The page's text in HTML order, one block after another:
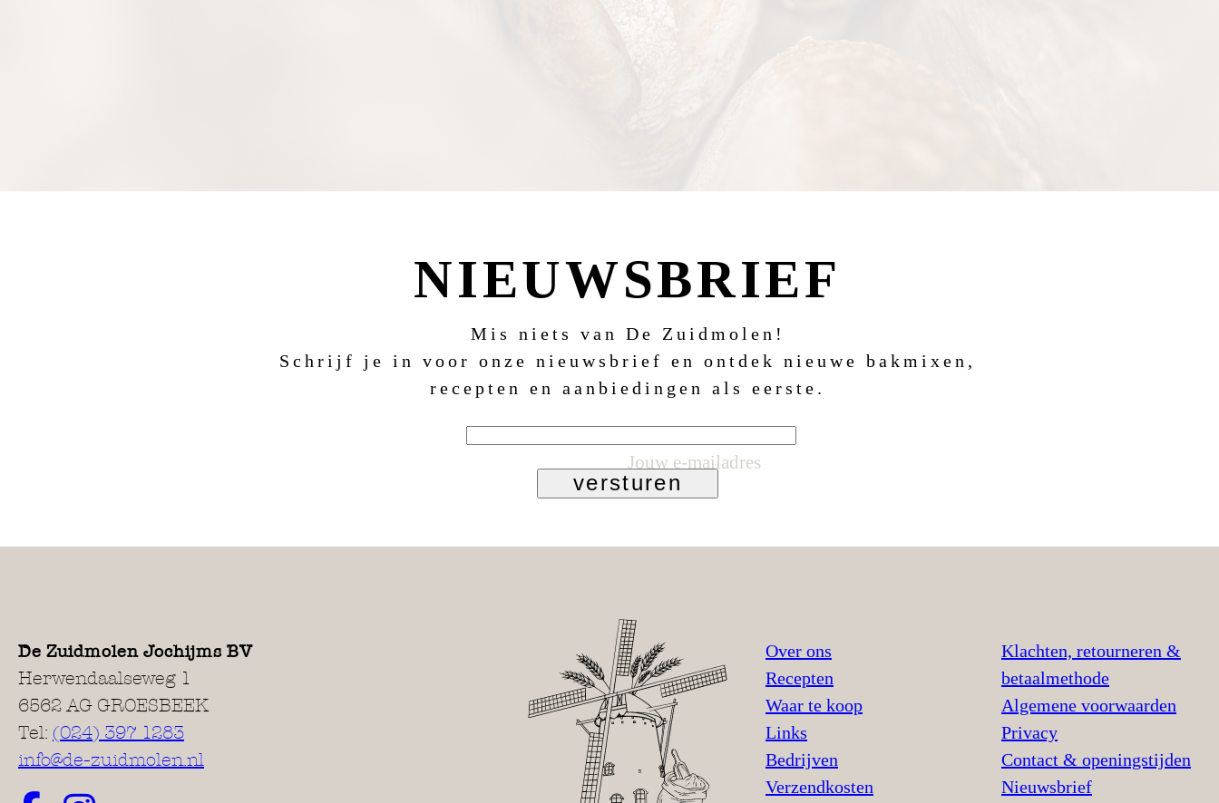
NIEUWSBRIEF
Mis niets van De Zuidmolen!
Schrijf je in voor onze nieuwsbrief en ontdek nieuwe bakmixen,
recepten en aanbiedingen als eerste.
Jouw e-mailadres
versturen
De Zuidmolen Jochijms BV
Herwendaalseweg 1
6562 AG GROESBEEK
Tel: (024) 397 1283
info@de-zuidmolen.nl
Over ons
Recepten
Waar te koop
Links
Bedrijven
Verzendkosten
Klachten, retourneren &
betaalmethode
Algemene voorwaarden
Privacy
Contact & openingstijden
Nieuwsbrief